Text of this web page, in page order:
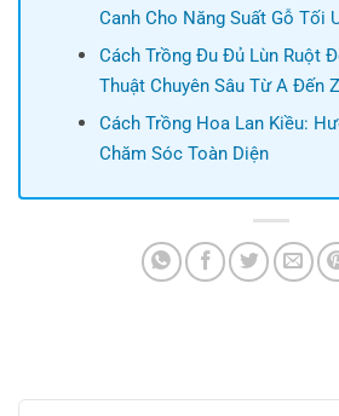
Canh Cho Năng Suất Gỗ Tối
Cách Trồng Đu Đủ Lùn Ruột
Thuật Chuyên Sâu Từ A Đến Z
Cách Trồng Hoa Lan Kiều:
Chăm Sóc Toàn Diện